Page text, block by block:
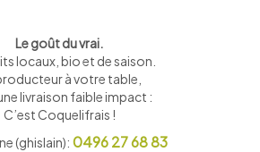
Le goût du vrai.
locaux, bio et de saison
à votre table,
livraison faible impact :
C’est Coquelifrais !
(ghislain): 0496 27 68 83